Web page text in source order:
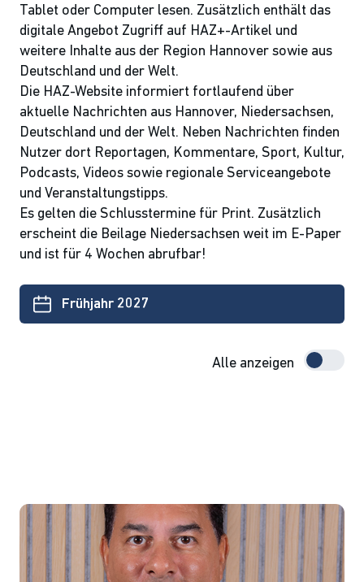
Tablet oder Computer lesen. Zusätzlich enthält das
digitale Angebot Zugriff auf HAZ+-Artikel und
weitere Inhalte aus der Region Hannover sowie aus
Deutschland und der Welt.
Die HAZ-Website informiert fortlaufend über
aktuelle Nachrichten aus Hannover, Niedersachsen,
Deutschland und der Welt. Neben Nachrichten finden
Nutzer dort Reportagen, Kommentare, Sport, Kultur,
Podcasts, Videos sowie regionale Serviceangebote
und Veranstaltungstipps.
Es gelten die Schlusstermine für Print. Zusätzlich
erscheint die Beilage Niedersachsen weit im E-Paper
und ist für 4 Wochen abrufbar!
Frühjahr 2027
Alle anzeigen